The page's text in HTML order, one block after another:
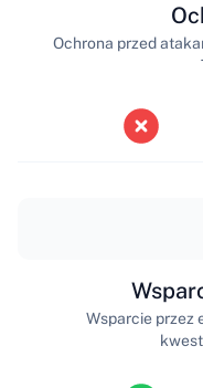
Ochrona przed
Wsparcie przez